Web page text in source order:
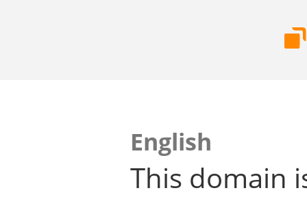
English
This domain